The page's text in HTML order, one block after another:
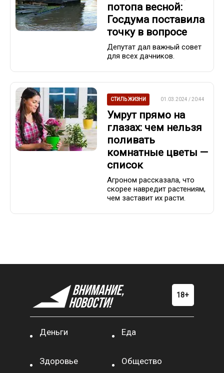
потопа весной:
Госдума поставила
точку в вопросе
Депутат дал важный совет
для всех дачников.
СТИЛЬ ЖИЗНИ 01.03.2024 / 20:44
Умрут прямо на
глазах: чем нельзя
поливать
комнатные цветы —
список
Агроном рассказала, что
скорее навредит растениям,
чем заставит их расти.
Деньги Еда
Здоровье Общество